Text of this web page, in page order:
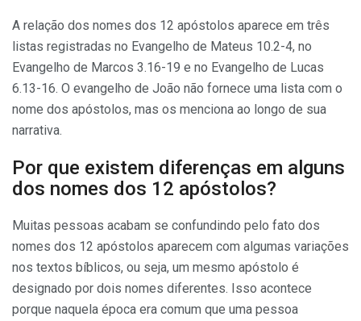
A relação dos nomes dos 12 apóstolos aparece em três
listas registradas no Evangelho de Mateus 10.2-4, no
Evangelho de Marcos 3.16-19 e no Evangelho de Lucas
6.13-16. O evangelho de João não fornece uma lista com o
nome dos apóstolos, mas os menciona ao longo de sua
narrativa.
Por que existem diferenças em alguns
dos nomes dos 12 apóstolos?
Muitas pessoas acabam se confundindo pelo fato dos
nomes dos 12 apóstolos aparecem com algumas variações
nos textos bíblicos, ou seja, um mesmo apóstolo é
designado por dois nomes diferentes. Isso acontece
porque naquela época era comum que uma pessoa